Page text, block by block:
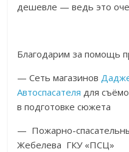
дешевле — ведь это
Благодарим за помощь
— Сеть магазинов
Автоспасателя для
в подготовке сюжета
— Пожарно-
Жебелева ГКУ «ПСЦ»